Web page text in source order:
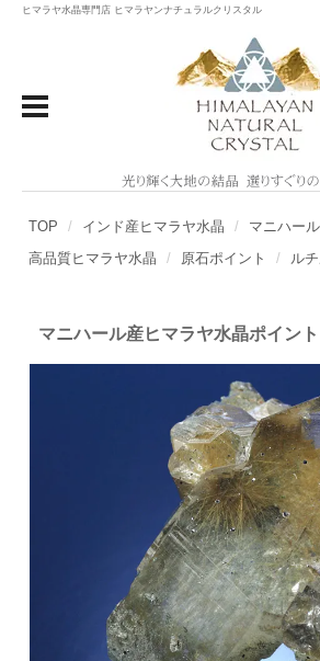
ヒマラヤ水晶専門店 ヒマラヤンナチュラルクリスタル
TOP インド産ヒマラヤ水晶
マニハー
高品質ヒマラヤ水晶
原石ポイント ル
マニハール産ヒマラヤ水晶ポイント